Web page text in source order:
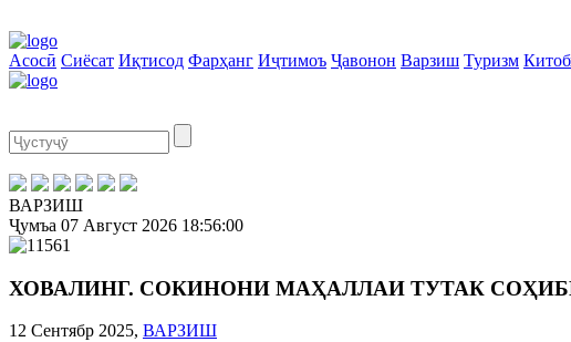
Асосӣ Сиёсат Иқтисод Фарҳанг Иҷтимоъ Ҷавонон Варзиш Туризм
ВАРЗИШ
Ҷумъа 07 Август 2026 18:56:01
ХОВАЛИНГ. СОКИНОНИ МАҲАЛЛАИ ТУТАК
12 Сентябр 2025, ВАРЗИШ